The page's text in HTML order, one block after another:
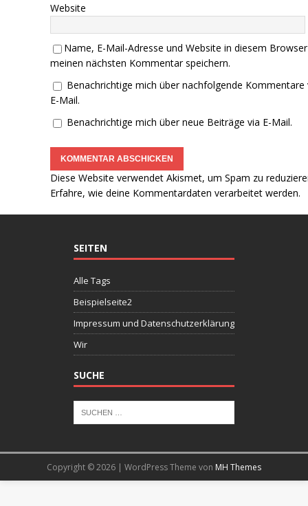
Website
Name, E-Mail-Adresse und Website in diesem
meinen nächsten Kommentar speichern.
Benachrichtige mich über nachfolgende Kommentare
E-Mail.
Benachrichtige mich über neue Beiträge via E-Mail.
Diese Website verwendet Akismet, um Spam zu
Erfahre, wie deine Kommentardaten verarbeitet werden.
SEITEN
Alle Tags
Beispielseite2
Impressum und Datenschutzerklärung
Wir
SUCHE
Copyright © 2026 | WordPress Theme von MH Themes